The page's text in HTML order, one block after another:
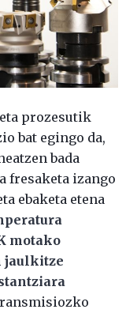
prozesutik
bat egingo da,
bada
fresaketa izango
ebaketa etena
motako
jaulkitze